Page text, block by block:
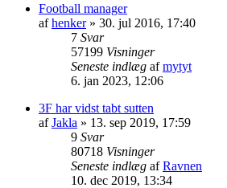
Football manager
afhenker» 30. jul 2016, 17:40
7 Svar
57199 Visninger
Seneste indlæg afmytyt
6. jan 2023, 12:06
3F har vidst tabt sutten
afJakla » 13. sep 2019, 17:59
9 Svar
80718 Visninger
Seneste indlæg afRavnen
10. dec 2019, 13:34